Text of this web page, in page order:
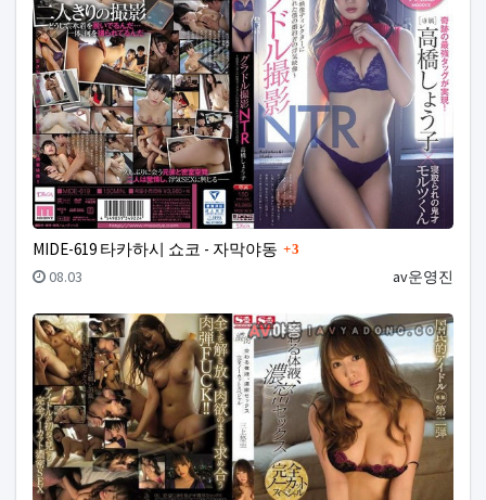
MIDE-619 타카하시 쇼코 - 자막야동 댓글
3
등록자
av운영진
등록일
08.03